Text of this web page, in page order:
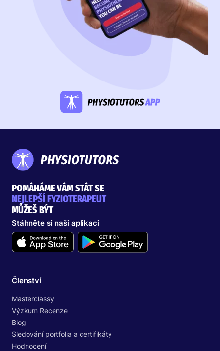
POMÁHÁME VÁM STÁT SE
NEJLEPŠÍ FYZIOTERAPEUT
MŮŽEŠ BÝT
Stáhněte si naši aplikaci
Členství
Masterclassy
Výzkum Recenze
Blog
Sledování portfolia a certifikáty
Hodnocení